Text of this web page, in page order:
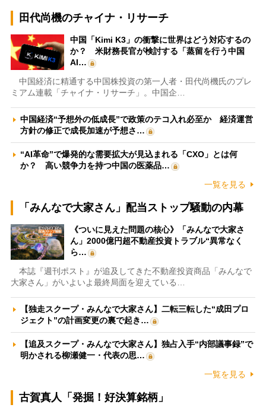
田代尚機のチャイナ・リサーチ
中国「Kimi K3」の衝撃に世界はどう対応するの
か？ 米財務長官が検討する「蒸留を行う中国
AI…
中国経済に精通する中国株投資の第一人者・田代尚機氏のプレ
ミアム連載「チャイナ・リサーチ」。中国企…
中国経済“予想外の低成長”で政策のテコ入れ必至か 経済運営
方針の修正で成長加速が予想さ…
“AI革命”で爆発的な需要拡大が見込まれる「CXO」とは何
か？ 高い競争力を持つ中国の医薬品…
一覧を見る
「みんなで大家さん」配当ストップ騒動の内幕
《ついに見えた問題の核心》「みんなで大家さ
ん」2000億円超不動産投資トラブル“異常なく
ら…
本誌『週刊ポスト』が追及してきた不動産投資商品「みんなで
大家さん」がいよいよ最終局面を迎えている…
【独走スクープ・みんなで大家さん】二転三転した“成田プロ
ジェクト”の計画変更の裏で起き…
【追及スクープ・みんなで大家さん】独占入手“内部議事録”で
明かされる柳瀬健一・代表の思…
一覧を見る
古賀真人「発掘！好決算銘柄」